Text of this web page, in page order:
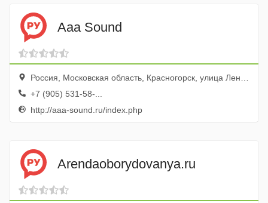
Aaa Sound
Россия, Московская область, Красногорск, улица Ленина, 3
+7 (905) 531-58-...
http://aaa-sound.ru/index.php
Arendaoborydovanya.ru